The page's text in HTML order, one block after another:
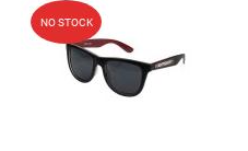
Add to Wishlist
Quick View
NO STOCK